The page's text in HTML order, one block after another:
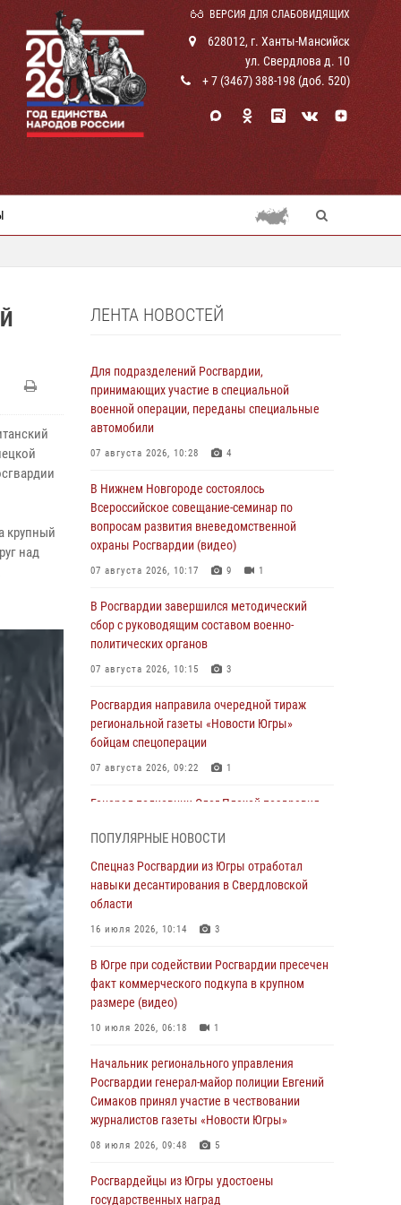
ВЕРСИЯ ДЛЯ СЛАБОВИДЯЩИХ
628012, г. Ханты-Мансийск
ул. Свердлова д. 10
+ 7 (3467) 388-198 (доб. 520)
крупный
над
ЛЕНТА НОВОСТЕЙ
Для подразделений Росгвардии,
принимающих участие в специальной
военной операции, переданы специальные
автомобили
07 августа 2026, 10:28 4
В Нижнем Новгороде состоялось
Всероссийское совещание-семинар по
вопросам развития вневедомственной
охраны Росгвардии (видео)
07 августа 2026, 10:17 9 1
В Росгвардии завершился методический
сбор с руководящим составом военно-
политических органов
07 августа 2026, 10:15 3
Росгвардия направила очередной тираж
региональной газеты «Новости Югры»
бойцам спецоперации
07 августа 2026, 09:22 1
Генерал-полковник Олег Плохой поздравил
подразделений Росгвардии с
профессиональным праздником
07 августа 2026, 06:02
Делегация МВД Республики Беларусь
работы Росгвардии в Москве (видео)
06 августа 2026, 11:29 5 1
06 августа 2026, 11:28
Офицеры Росгвардии и ветераны войск
правопорядка почтили память генерала
армии Ивана Кирилловича Яковлева
В Югре при силовой поддержке ОМОН
ПОПУЛЯРНЫЕ НОВОСТИ
Спецназ Росгвардии из Югры отработал
навыки десантирования в Свердловской
области
16 июля 2026, 10:14 3
В Югре при содействии Росгвардии пресечен
факт коммерческого подкупа в крупном
размере (видео)
10 июля 2026, 06:18 1
Начальник регионального управления
Росгвардии генерал-майор полиции Евгений
Симаков принял участие в чествовании
журналистов газеты «Новости Югры»
08 июля 2026, 09:48 5
Росгвардейцы из Югры удостоены
государственных наград